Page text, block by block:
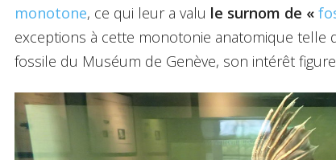
monotone, ce qui leur a valu le surnom de «
exceptions à cette monotonie anatomique telle
fossile du Muséum de Genève, son intérêt